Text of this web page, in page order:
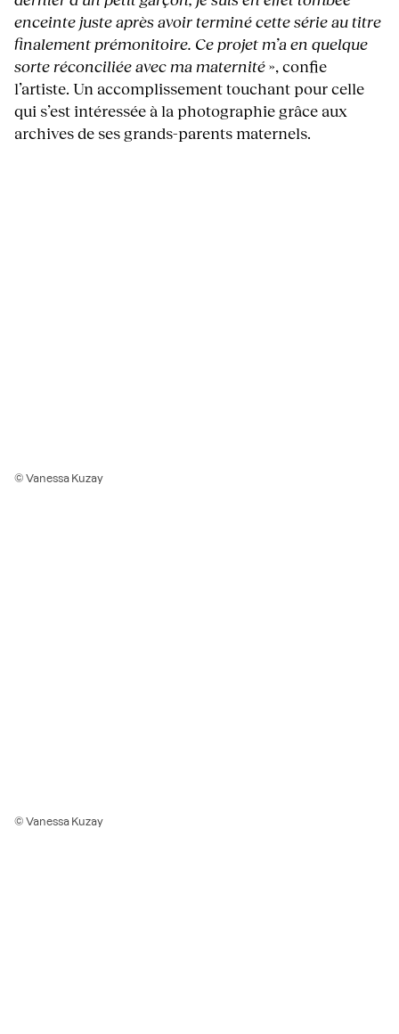
enceinte juste après avoir terminé cette série au titre
finalement prémonitoire. Ce projet m’a en quelque
sorte réconciliée avec ma maternité», confie
l’artiste. Un accomplissement touchant pour celle
qui s’est intéressée à la photographie grâce aux
archives de ses grands-parents maternels.
© Vanessa Kuzay
© Vanessa Kuzay